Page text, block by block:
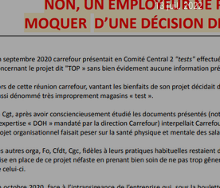
13 juil. 2022